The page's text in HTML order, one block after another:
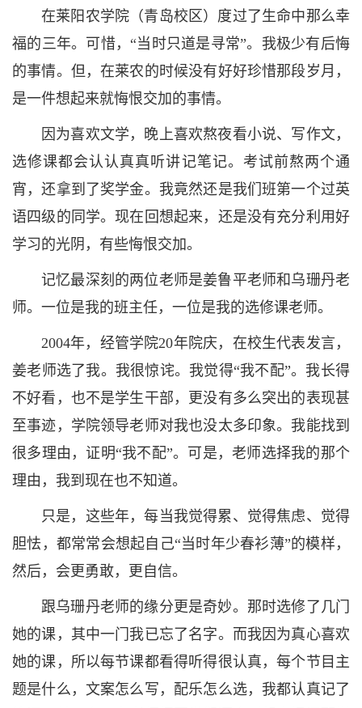
在莱阳农学院（青岛校区）度过了生命中那么幸
福的三年。可惜，“当时只道是寻常”。我极少有后悔
的事情。但，在莱农的时候没有好好珍惜那段岁月，
是一件想起来就悔恨交加的事情。
因为喜欢文学，晚上喜欢熬夜看小说、写作文，
选修课都会认认真真听讲记笔记。考试前熬两个通
宵，还拿到了奖学金。我竟然还是我们班第一个过英
语四级的同学。现在回想起来，还是没有充分利用好
学习的光阴，有些悔恨交加。
记忆最深刻的两位老师是姜鲁平老师和乌珊丹老
师。一位是我的班主任，一位是我的选修课老师。
2004年，经管学院20年院庆，在校生代表发言，
姜老师选了我。我很惊诧。我觉得“我不配”。我长得
不好看，也不是学生干部，更没有多么突出的表现甚
至事迹，学院领导老师对我也没太多印象。我能找到
很多理由，证明“我不配”。可是，老师选择我的那个
理由，我到现在也不知道。
只是，这些年，每当我觉得累、觉得焦虑、觉得
胆怯，都常常会想起自己“当时年少春衫薄”的模样，
然后，会更勇敢，更自信。
跟乌珊丹老师的缘分更是奇妙。那时选修了几门
她的课，其中一门我已忘了名字。而我因为真心喜欢
她的课，所以每节课都看得听得很认真，每个节目主
题是什么，文案怎么写，配乐怎么选，我都认真记了